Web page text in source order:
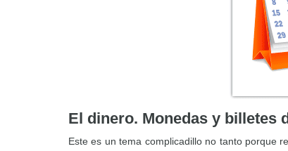
El dinero. Monedas y billetes
Este es un tema complicadillo no tanto porque